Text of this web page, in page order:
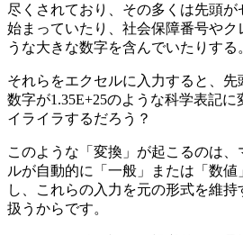
尽くされており、その多くは先頭が
始まっていたり、社会保障番号やク
うな大きな数字を含んでいたりする
それらをエクセルに入力すると、
数字が1.35E+25のような科学表記に
イライラするだろう？
このような「変換」が起こるのは
ルが自動的に「一般」または「数値
し、これらの入力を元の形式を維
扱うからです。